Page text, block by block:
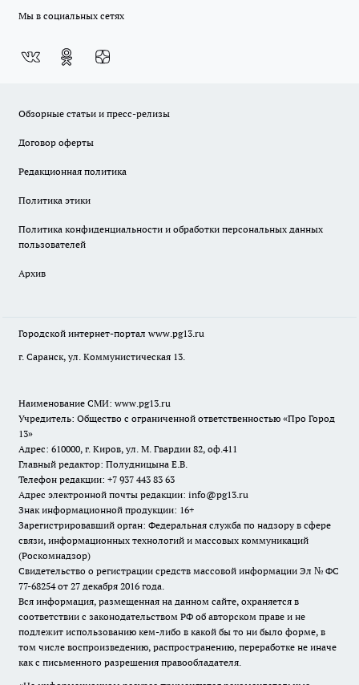
Мы в социальных сетях
Обзорные статьи и пресс-релизы
Договор оферты
Редакционная политика
Политика этики
Политика конфиденциальности и обработки персональных данных
пользователей
Архив
Городской интернет-портал www.pg13.ru
г. Саранск, ул. Коммунистическая 13.
Наименование СМИ: www.pg13.ru
Учредитель: Общество с ограниченной ответственностью «Про Город
13»
Адрес: 610000, г. Киров, ул. М. Гвардии 82, оф.411
Главный редактор: Полудницына Е.В.
Телефон редакции: +7 937 443 83 63
Адрес электронной почты редакции: info@pg13.ru
Знак информационной продукции: 16+
Зарегистрировавший орган: Федеральная служба по надзору в сфере
связи, информационных технологий и массовых коммуникаций
(Роскомнадзор)
Свидетельство о регистрации средств массовой информации Эл № ФС
77-68254 от 27 декабря 2016 года.
Вся информация, размещенная на данном сайте, охраняется в
соответствии с законодательством РФ об авторском праве и не
подлежит использованию кем-либо в какой бы то ни было форме, в
том числе воспроизведению, распространению, переработке не иначе
как с письменного разрешения правообладателя.